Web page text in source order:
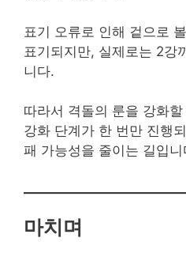
표기 오류로 인해 겉으로
표기되지만, 실제로는 2강
니다.
따라서 격돌의 룬을 강화할
강화 단계가 한 번만 진행
패 가능성을 줄이는 길입니
마치며